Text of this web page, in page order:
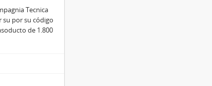
Tecnica
por su código
de 1.800